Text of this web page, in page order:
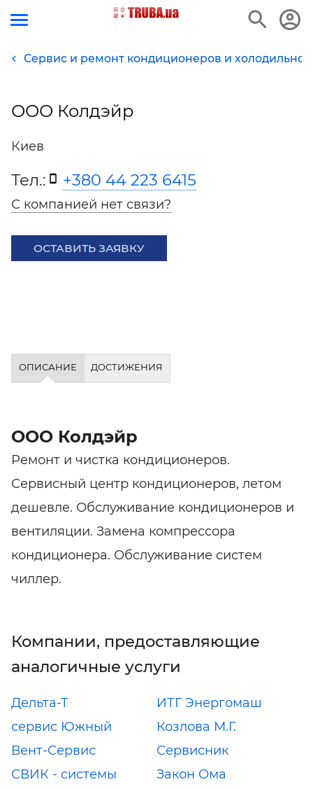
Сервис и ремонт кондиционеров и
ООО Колдэйр
Киев
Тел.: +380 44 223 6415
С компанией нет связи?
ОСТАВИТЬ ЗАЯВКУ
ОПИСАНИЕ ДОСТИЖЕНИЯ
ООО Колдэйр
Ремонт и чистка кондиционеров.
Сервисный центр кондиционеров, летом
дешевле. Обслуживание кондиционеров и
вентиляции. Замена компрессора
кондиционера. Обслуживание систем
чиллер.
Компании, предоставляющие
аналогичные услуги
Дельта-Т
ИТГ Энергомаш
сервис Южный
Козлова М.Г.
Вент-Сервис
Сервисник
СВИК - системы
Закон Ома